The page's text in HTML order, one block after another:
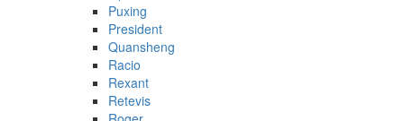
Puxing
President
Quansheng
Racio
Rexant
Retevis